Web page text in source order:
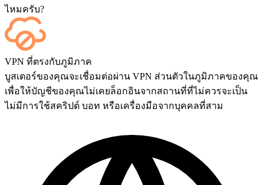
ไหมครับ?
ได้เลย ทุกแมตช์จะแสดงบนแดชบอร์ดของคุณทันทีที่จบเกม
และถ้าคุณต้องการรับชมการแข่งขันด้วยตัวเอง สามารถเพิ่ม
บริการ Streaming ได้ที่หน้าชำระเงิน
VPN ที่ตรงกับภูมิภาค
บูสเตอร์ของคุณจะเชื่อมต่อผ่าน VPN ส่วนตัวในภูมิภาคของคุณ
เพื่อให้บัญชีของคุณไม่เคยล็อกอินจากสถานที่ที่ไม่ควรจะเป็น
ไม่มีการใช้สคริปต์ บอท หรือเครื่องมือจากบุคคลที่สาม